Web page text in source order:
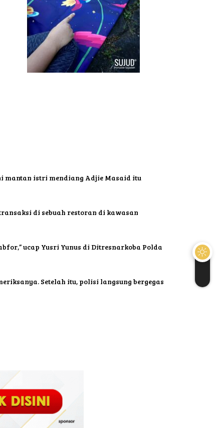
mantan istri mendiang Adjie Masaid itu
di sebuah restoran di kawasan
ucap Yusri Yunus di Ditresnarkoba Polda
Setelah itu, polisi langsung bergegas